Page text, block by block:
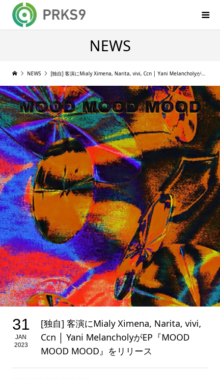
NEWS
NEWS [独自] 客演にMialy Ximena, Narita, vivi, Ccn │ Yani MelancholyがEP『MOOD MOOD MOOD』をリリース
31
JAN
2023
[独自] 客演にMialy Ximena, Narita, vivi,
Ccn │ Yani MelancholyがEP『MOOD
MOOD MOOD』をリリース